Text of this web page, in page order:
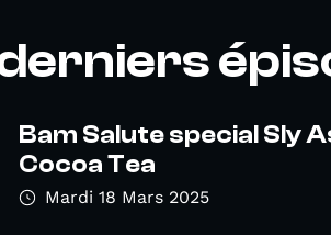
Bam Salute special Sly
Cocoa Tea
Mardi 18 Mars 2025